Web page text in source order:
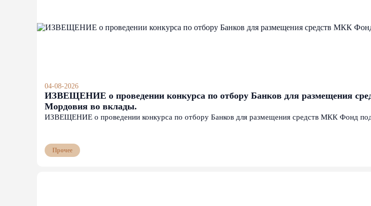
04-08-2026
ИЗВЕЩЕНИЕ о проведении конкурса по отбору Банков для размещения
Мордовия во вклады.
ИЗВЕЩЕНИЕ о проведении конкурса по отбору Банков для размещения средств МКК Фонд
Прочее